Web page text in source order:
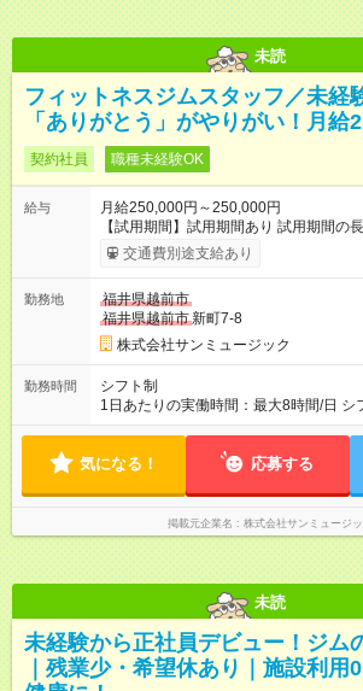
未読
フィットネスジムスタッフ／未経
「ありがとう」がやりがい！月給
契約社員 職種未経験OK
給与
月給250,000円～250,000円
【試用期間】試用期間あり 試用期間の
給与は本採用時と同じです。
交通費別途支給あり
勤務地
福井県越前市
福井県越前市新町7-8
株式会社サンミュージック
勤務時間
シフト制
1日あたりの実働時間：最大8時間/日 シ
20：00 ■土日祝／10：00～19：00 ★残業は月数回、30分～1時
気になる！ 応募する
掲載元企業名 株式会社サンミュージ
未読
未経験から正社員デビュー！ジム
｜残業少・希望休あり｜施設利用